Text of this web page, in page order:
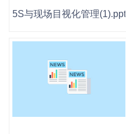
5S与现场目视化管理(1).ppt